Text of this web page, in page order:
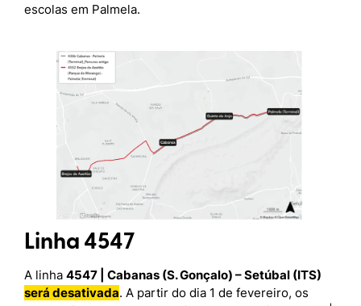
escolas em Palmela.
Linha 4547
A linha 4547 | Cabanas (S. Gonçalo) – Setúbal (ITS)
será desativada. A partir do dia 1 de fevereiro, os